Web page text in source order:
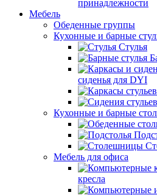
принадлежности
Мебель
Обеденные группы
Кухонные и барные
Стулья
сиденья для DYI
Кухонные и барные
Мебель для офиса
кресла